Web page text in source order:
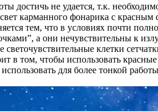
достичь не удается, т.к.
карманного фонарика с
тем, что в условиях почти
а они нечувствительны к
светочувствительные клетки
в том, чтобы использовать
для более тонкой